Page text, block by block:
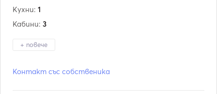
Кухни: 1
Кабини: 3
+ повече
Контакт със собственика